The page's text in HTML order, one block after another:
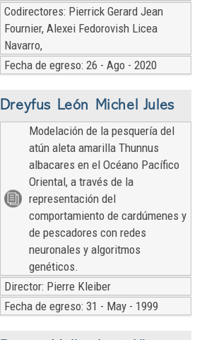
Codirectores: Pierrick Gerard Jean
Fournier, Alexei Fedorovish Licea
Navarro,
Fecha de egreso: 26 - Ago - 2020
Dreyfus León Michel Jules
Modelación de la pesquería del
atún aleta amarilla Thunnus
albacares en el Océano Pacífico
Oriental, a través de la
representación del
comportamiento de cardúmenes y
de pescadores con redes
neuronales y algoritmos
genéticos.
Director: Pierre Kleiber
Fecha de egreso: 31 - May - 1999